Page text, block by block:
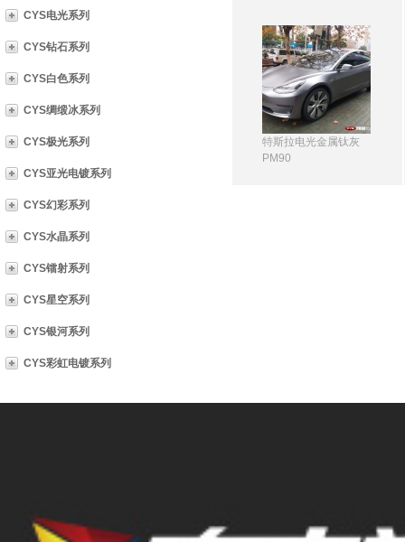
CYS电光系列
CYS钻石系列
CYS白色系列
CYS绸缎冰系列
CYS极光系列
CYS亚光电镀系列
CYS幻彩系列
CYS水晶系列
CYS镭射系列
CYS星空系列
CYS银河系列
CYS彩虹电镀系列
特斯拉电光金属钛灰
PM90